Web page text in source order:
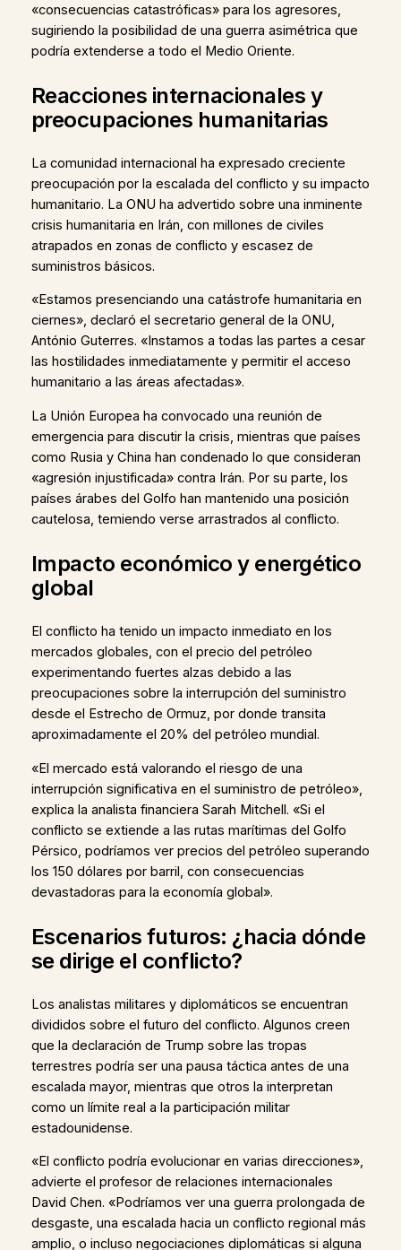
«consecuencias catastróficas» para los agresores,
sugiriendo la posibilidad de una guerra asimétrica que
podría extenderse a todo el Medio Oriente.
Reacciones internacionales y
preocupaciones humanitarias
La comunidad internacional ha expresado creciente
preocupación por la escalada del conflicto y su impacto
humanitario. La ONU ha advertido sobre una inminente
crisis humanitaria en Irán, con millones de civiles
atrapados en zonas de conflicto y escasez de
suministros básicos.
«Estamos presenciando una catástrofe humanitaria en
ciernes», declaró el secretario general de la ONU,
António Guterres. «Instamos a todas las partes a cesar
las hostilidades inmediatamente y permitir el acceso
humanitario a las áreas afectadas».
La Unión Europea ha convocado una reunión de
emergencia para discutir la crisis, mientras que países
como Rusia y China han condenado lo que consideran
«agresión injustificada» contra Irán. Por su parte, los
países árabes del Golfo han mantenido una posición
cautelosa, temiendo verse arrastrados al conflicto.
Impacto económico y energético
global
El conflicto ha tenido un impacto inmediato en los
mercados globales, con el precio del petróleo
experimentando fuertes alzas debido a las
preocupaciones sobre la interrupción del suministro
desde el Estrecho de Ormuz, por donde transita
aproximadamente el 20% del petróleo mundial.
«El mercado está valorando el riesgo de una
interrupción significativa en el suministro de petróleo»,
explica la analista financiera Sarah Mitchell. «Si el
conflicto se extiende a las rutas marítimas del Golfo
Pérsico, podríamos ver precios del petróleo superando
los 150 dólares por barril, con consecuencias
devastadoras para la economía global».
Escenarios futuros: ¿hacia dónde
se dirige el conflicto?
Los analistas militares y diplomáticos se encuentran
divididos sobre el futuro del conflicto. Algunos creen
que la declaración de Trump sobre las tropas
terrestres podría ser una pausa táctica antes de una
escalada mayor, mientras que otros la interpretan
como un límite real a la participación militar
estadounidense.
«El conflicto podría evolucionar en varias direcciones»,
advierte el profesor de relaciones internacionales
David Chen. «Podríamos ver una guerra prolongada de
desgaste, una escalada hacia un conflicto regional más
amplio, o incluso negociaciones diplomáticas si alguna